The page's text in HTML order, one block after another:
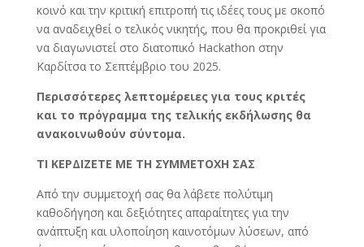
κοινό και την κριτική επιτροπή τις ιδέες τους με σκοπό
να αναδειχθεί ο τελικός νικητής, που θα προκριθεί για
να διαγωνιστεί στο διατοπικό Hackathon στην
Καρδίτσα το Σεπτέμβριο του 2025.
Περισσότερες λεπτομέρειες για τους κριτές
και το πρόγραμμα της τελικής εκδήλωσης θα
ανακοινωθούν σύντομα.
ΤΙ ΚΕΡΔΙΖΕΤΕ ΜΕ ΤΗ ΣΥΜΜΕΤΟΧΗ ΣΑΣ
Από την συμμετοχή σας θα λάβετε πολύτιμη
καθοδήγηση και δεξιότητες απαραίτητες για την
ανάπτυξη και υλοποίηση καινοτόμων λύσεων, από